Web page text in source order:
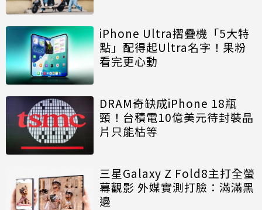
iPhone Ultra摺疊機「5大特
點」配得起Ultra名字！果粉
看完更心動
DRAM奇缺成iPhone 18瓶
頸！台積電10億美元待封裝晶
片只能枯等
三星Galaxy Z Fold8主打全螢
幕觀影 外媒實測打臉：滿滿黑
邊